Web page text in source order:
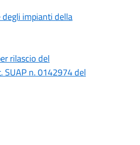
impianti della
rilascio del
SUAP n. 0142974 del